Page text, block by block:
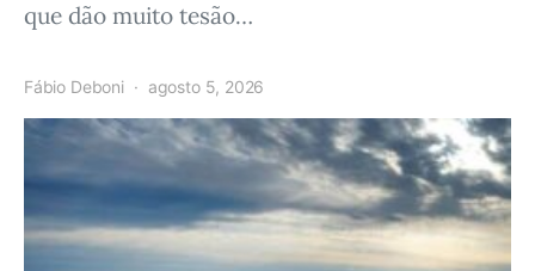
que dão muito tesão…
Fábio Deboni agosto 5, 2026